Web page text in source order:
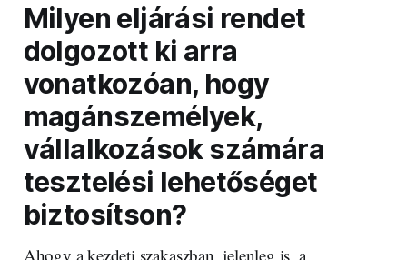
Milyen eljárási rendet
dolgozott ki arra
vonatkozóan, hogy
magánszemélyek,
vállalkozások számára
tesztelési lehetőséget
biztosítson?
Ahogy a kezdeti szakaszban, jelenleg is, a